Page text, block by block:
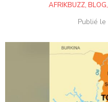
AFRIKBUZZ, BLOG,
Publié le